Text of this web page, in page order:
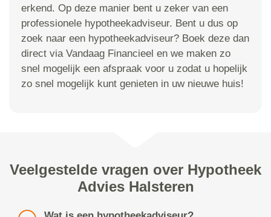
erkend. Op deze manier bent u zeker van een
professionele hypotheekadviseur. Bent u dus op
zoek naar een hypotheekadviseur? Boek deze dan
direct via Vandaag Financieel en we maken zo
snel mogelijk een afspraak voor u zodat u hopelijk
zo snel mogelijk kunt genieten in uw nieuwe huis!
Veelgestelde vragen over Hypotheek
Advies Halsteren